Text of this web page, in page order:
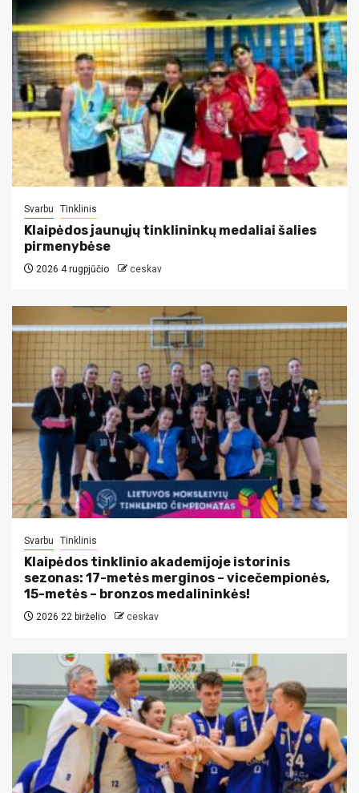
Svarbu Tinklinis
Klaipėdos jaunųjų tinklininkų medaliai šalies
pirmenybėse
2026 4 rugpjūčio ceskav
Svarbu Tinklinis
Klaipėdos tinklinio akademijoje istorinis
sezonas: 17-metės merginos – vicečempionės,
15-metės – bronzos medalininkės!
2026 22 birželio ceskav